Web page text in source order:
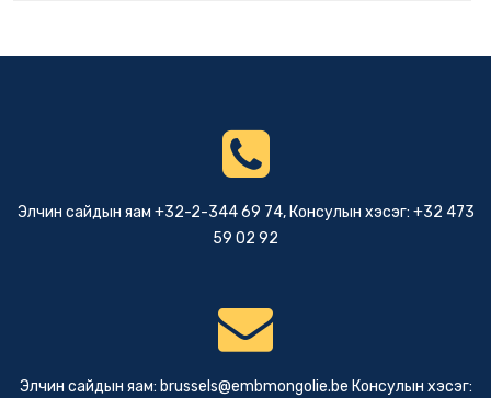
Элчин сайдын яам +32-2-344 69 74, Консулын хэсэг: +32 473
59 02 92
Элчин сайдын яам: brussels@embmongolie.be Консулын хэсэг: